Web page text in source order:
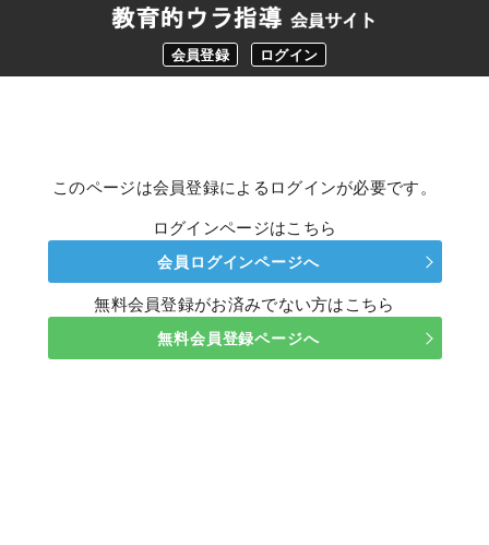
会員登録 ログイン
このページは会員登録によるログインが必要です。
ログインページはこちら
会員ログインページへ
無料会員登録がお済みでない方はこちら
無料会員登録ページへ